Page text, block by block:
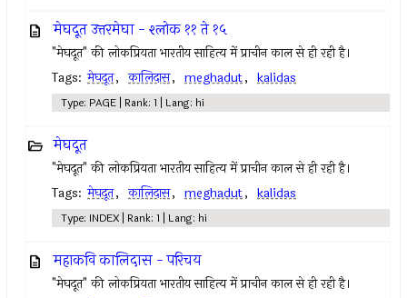
मेघदूत उत्तरमेघा - श्लोक ११ ते १५
"मेघदूत" की लोकप्रियता भारतीय साहित्य में प्राचीन काल से ही रही है।
Tags: मेघदूत, कालिदास, meghadut, kalidas
Type: PAGE | Rank: 1 | Lang: hi
मेघदूत
"मेघदूत" की लोकप्रियता भारतीय साहित्य में प्राचीन काल से ही रही है।
Tags: मेघदूत, कालिदास, meghadut, kalidas
Type: INDEX | Rank: 1 | Lang: hi
महाकवि कालिदास - परिचय
"मेघदूत" की लोकप्रियता भारतीय साहित्य में प्राचीन काल से ही रही है।